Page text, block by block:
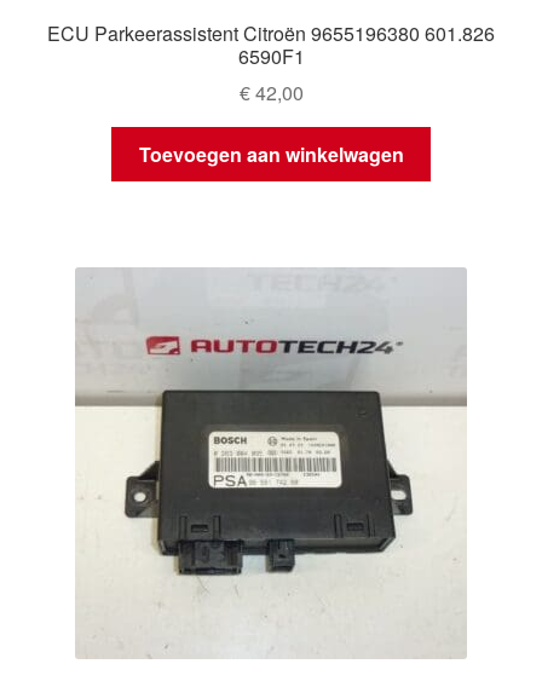
ECU Parkeerassistent Citroën 9655196380 601.826
6590F1
€42,00
Toevoegen aan winkelwagen